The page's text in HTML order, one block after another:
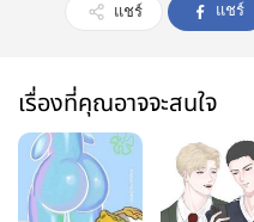
แชร์ แชร์
เรื่องที่คุณอาจจะสนใจ